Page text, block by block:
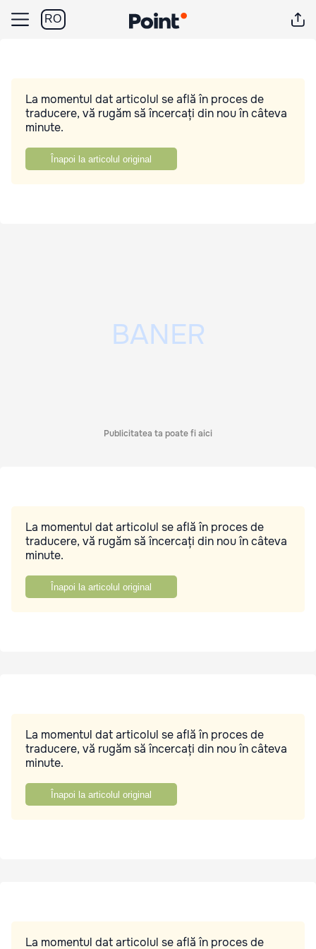
RO
La momentul dat articolul se află în proces de
traducere, vă rugăm să încercați din nou în câteva
minute.
Înapoi la articolul original
Publicitatea ta poate fi aici
La momentul dat articolul se află în proces de
traducere, vă rugăm să încercați din nou în câteva
minute.
Înapoi la articolul original
La momentul dat articolul se află în proces de
traducere, vă rugăm să încercați din nou în câteva
minute.
Înapoi la articolul original
La momentul dat articolul se află în proces de